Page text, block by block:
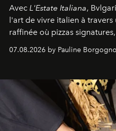
Avec L'Estate Italiana,
l'art de vivre italien à
raffinée où pizzas
d'exception composent un
07.08.2026 by Pauline Borgogno